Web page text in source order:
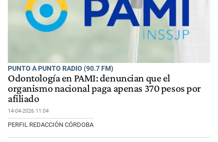
PUNTO A PUNTO RADIO (90.7 FM)
Odontología en PAMI: denuncian que el
organismo nacional paga apenas 370 pesos por
afiliado
14-04-2026 11:04
PERFIL REDACCIÓN CÓRDOBA